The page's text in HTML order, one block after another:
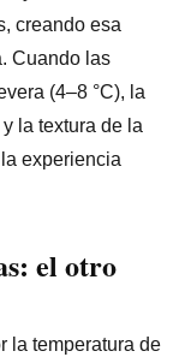
creando esa
Cuando las
(4–8 °C), la
la textura de la
experiencia
el otro
la temperatura de